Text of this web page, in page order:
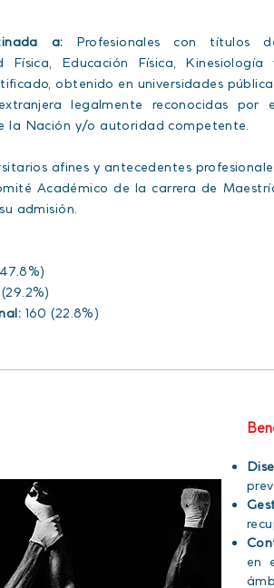
a: Profesionales con títulos
Física, Educación Física, Kinesiología
obtenido en universidades
legalmente reconocidas por
la Nación y/o autoridad competente.
afines y antecedentes
Académico de la carrera de
admisión.
160 (22.8%)
en